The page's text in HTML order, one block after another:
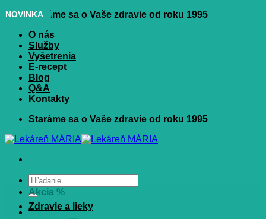
Skip
content
Staráme sa o Vaše zdravie od roku 1995
O nás
Služby
Vyšetrenia
E-recept
Blog
Q&A
Kontakty
Staráme sa o Vaše zdravie od roku 1995
Hľadať:
Akcia %
Zdravie a lieky
NOVINKA